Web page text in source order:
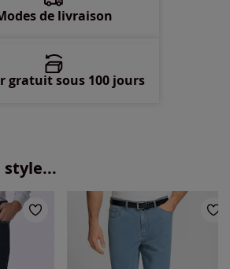
de livraison
gratuit sous 100 jours
style...